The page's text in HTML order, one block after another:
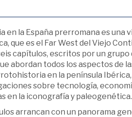
en la España prerromana es una
que es el Far West del Viejo
capítulos, escritos por un
abordan todos los aspectos de
en la península
sobre tecnología,
en la iconografía y paleogenética.
arrancan con un panorama